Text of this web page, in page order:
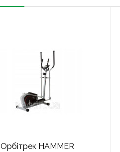
Орбітрек HAMMER